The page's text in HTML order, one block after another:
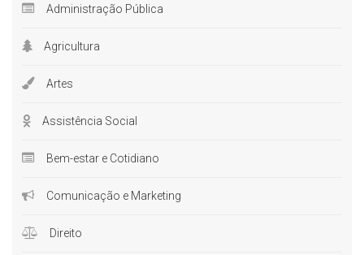
Administração Pública
Agricultura
Artes
Assistência Social
Bem-estar e Cotidiano
Comunicação e Marketing
Direito